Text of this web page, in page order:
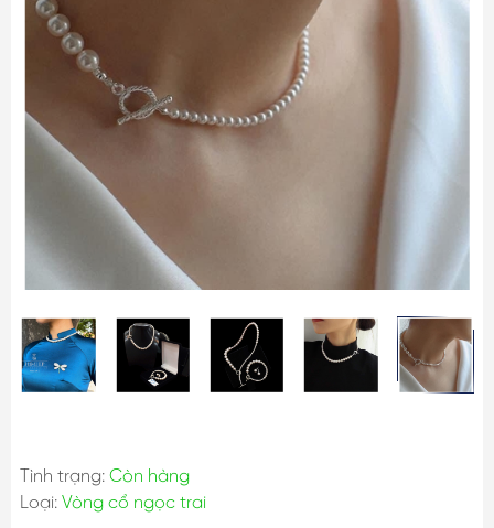
Tình trạng: Còn hàng
Loại: Vòng cổ ngọc trai